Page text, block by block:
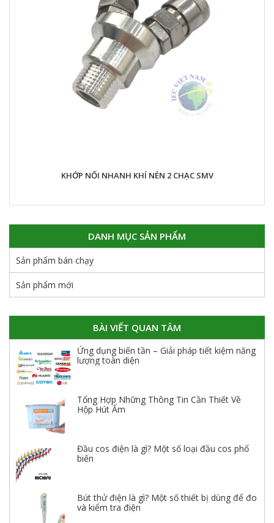
KHỚP NỐI NHANH KHÍ NÉN 2 CHẠC SMV
DANH MỤC SẢN PHẨM
Sản phẩm bán chạy
Sản phẩm mới
BÀI VIẾT QUAN TÂM
Ứng dụng biến tần – Giải pháp tiết kiệm năng
lượng toàn diện
Tổng Hợp Những Thông Tin Cần Thiết Về
Hộp Hút Ẩm
Đầu cos điện là gì? Một số loại đầu cos phổ
biến
Bút thử điện là gì? Một số thiết bị dùng để đo
và kiểm tra điện